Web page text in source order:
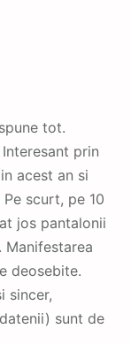
tot.
prin
acest an si
scurt, pe 10
jos pantalonii
deosebite.
sincer,
sunt de